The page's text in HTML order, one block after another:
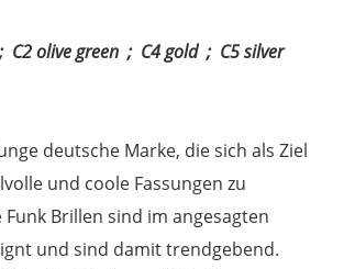
C2 olive green ; C4 gold ; C5 silver
deutsche Marke, die sich als Ziel
und coole Fassungen zu
Funk Brillen sind im angesagten
und sind damit trendgebend.